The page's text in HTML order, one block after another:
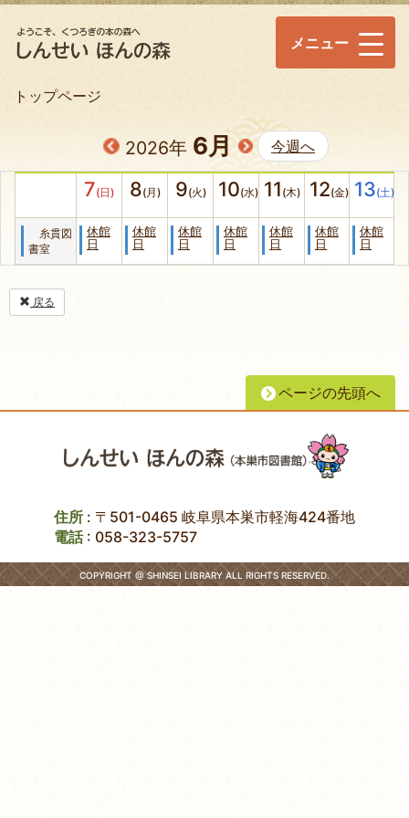
メニュー
トップページ
2026年6月 今週へ
7(日) 8(月) 9(火) 10(水) 11 (木) 12(金) 13(土)
糸貫図
書室
休館
日
休館
日
休館
日
休館
日
休館
日
休館
日
休館
日
戻る
ページの先頭へ
住所 : 〒501-0465 岐阜県本巣市軽海424番地
電話: 058-323-5757
COPYRIGHT @ SHINSEI LIBRARY ALL RIGHTS RESERVED.